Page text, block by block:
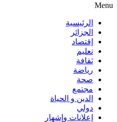
Menu
الرئيسية
الجزائر
إقتصاد
تعليم
ثقافة
رياضة
صحة
مجتمع
الدين و الحياة
دولي
إعلانات وإشهار